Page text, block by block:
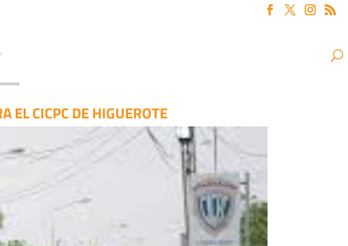
EL CICPC DE HIGUEROTE